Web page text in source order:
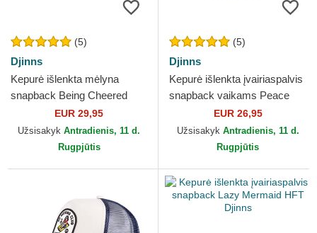
(5)
Djinns
Kepurė išlenkta mėlyna
snapback Being Cheered
HFT DjinnsEUR 29,95
Užsisakyk Antradienis, 11 d.
Rugpjūtis
(5)
Djinns
Kepurė išlenkta įvairiaspalvis
snapback vaikams Peace
Pizza Food Djinns
EUR 26,95
Užsisakyk Antradienis, 11 d.
Rugpjūtis